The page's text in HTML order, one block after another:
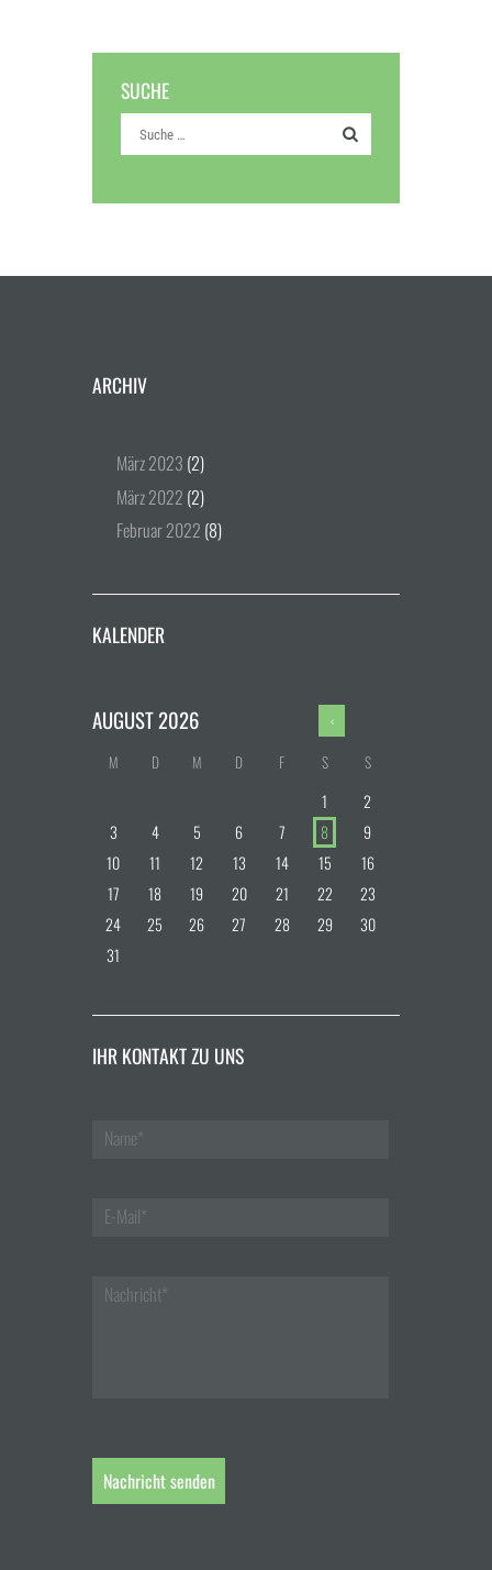
SUCHE
ARCHIV
März2023 (2)
März2022 (2)
Februar2022 (8)
KALENDER
AUGUST2026
M D M D F S S
1
2
3
4 5 6 7 8
9
10
11 12 13 14 15
16
17
18 19 20 21 22
23
24
25 26 27 28 29
30
31
IHR KONTAKT ZU UNS